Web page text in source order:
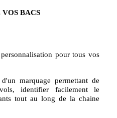
BACS
pour tous vos
marquage permettant de
identifier facilement le
tout au long de la chaine